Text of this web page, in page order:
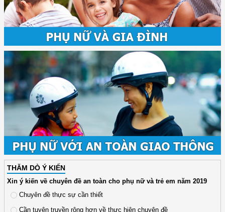
THĂM DÒ Ý KIẾN
Xin ý kiến về chuyên đề an toàn cho phụ nữ và trẻ em năm 2019
Chuyên đề thực sự cần thiết
Cần tuyên truyền rộng hơn về thực hiện chuyên đề